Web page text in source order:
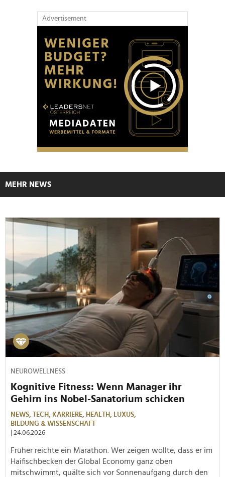
Advertisement
MEHR NEWS
NEUROWELLNESS
Kognitive Fitness: Wenn Manager ihr
Gehirn ins Nobel-Sanatorium schicken
NEWS, TECH, KARRIERE, HEALTH, LUXUS,
BILDUNG & WISSENSCHAFT
| 24.06.2026
Früher reichte ein Marathon. Wer zeigen wollte, dass er im
Haifischbecken der Global Economy ganz oben
mitschwimmt, quälte sich vor Sonnenaufgang durch den